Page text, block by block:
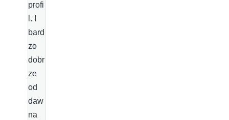
profi
l. I
bard
zo
dobr
ze
od
daw
na